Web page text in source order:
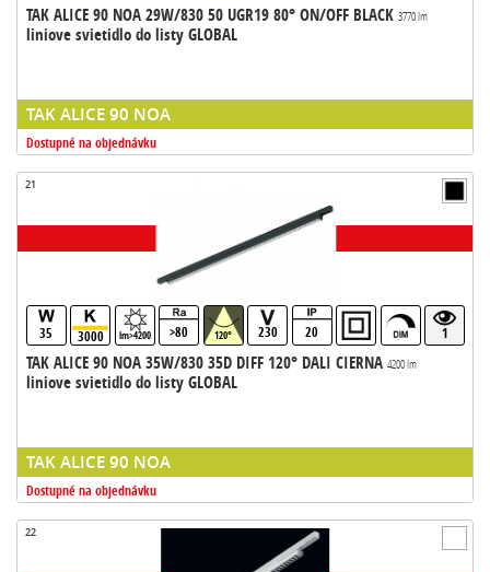
TAK ALICE 90 NOA 29W/830 50 UGR19 80° ON/OFF BLACK 3770 lm
liniove svietidlo do listy GLOBAL
TAK ALICE 90 NOA
Dostupné na objednávku
21
35 3000 lm>4200 >80 120° 230 20 1
TAK ALICE 90 NOA 35W/830 35D DIFF 120° DALI CIERNA 4200 lm
liniove svietidlo do listy GLOBAL
TAK ALICE 90 NOA
Dostupné na objednávku
22